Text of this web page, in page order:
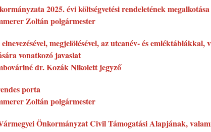
2025. évi költségvetési rendeletének megalkotása
Zoltán polgármester
megjelölésével, az utcanév- és
vonatkozó javaslat
dr. Kozák Nikolett jegyző
porta
Zoltán polgármester
Önkormányzat Civil Támogatási Alapjának,